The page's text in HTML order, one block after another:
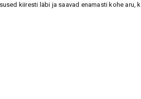
ja saavad enamasti kohe aru, kui keegi ei